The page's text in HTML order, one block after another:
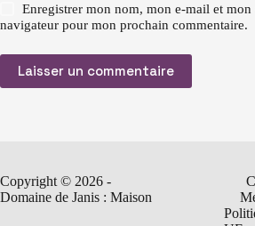
Enregistrer mon nom, mon e-mail et mon
navigateur pour mon prochain commentaire.
Laisser un commentaire
Copyright © 2026 -
Domaine de Janis : Maison